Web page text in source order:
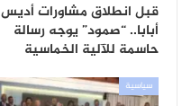
قبل انطلاق مشاورات أديس
أبابا.. “صمود” يوجه رسالة
حاسمة للآلية الخماسية
سياسية